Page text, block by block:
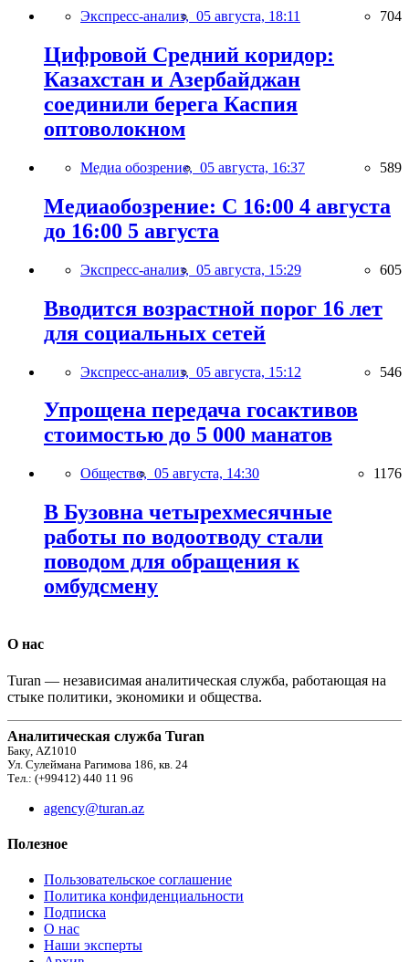
Экспресс-анализ, 05 августа, 18:11 704
Цифровой Средний коридор:
Казахстан и Азербайджан
соединили берега Каспия
оптоволокном
Медиа обозрение, 05 августа, 16:37 589
Медиаобозрение: С 16:00 4 августа
до 16:00 5 августа
Экспресс-анализ, 05 августа, 15:29 605
Вводится возрастной порог 16 лет
для социальных сетей
Экспресс-анализ, 05 августа, 15:12 546
Упрощена передача госактивов
стоимостью до 5 000 манатов
Общество, 05 августа, 14:30 1176
В Бузовна четырехмесячные
работы по водоотводу стали
поводом для обращения к
омбудсмену
О нас
Turan — независимая аналитическая служба, работающая на
стыке политики, экономики и общества.
Аналитическая служба Turan
Баку, AZ1010
Ул. Сулеймана Рагимова 186, кв. 24
Тел.: (+99412) 440 11 96
agency@turan.az
Полезное
Пользовательское соглашение
Политика конфиденциальности
Подписка
О нас
Наши эксперты